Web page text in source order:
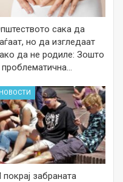
сака да
но да изгледаат
да не родиле: Зошто
проблематична…
НОВОСТИ
покрај забраната